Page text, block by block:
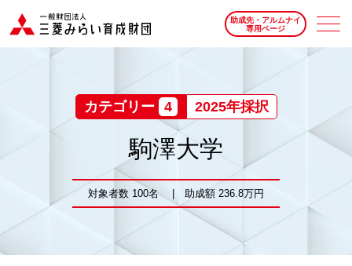
助成先・アルムナイ
専用ページ
カテゴリー 4 2025年採択
駒澤大学
対象者数 100名 | 助成額 236.8万円